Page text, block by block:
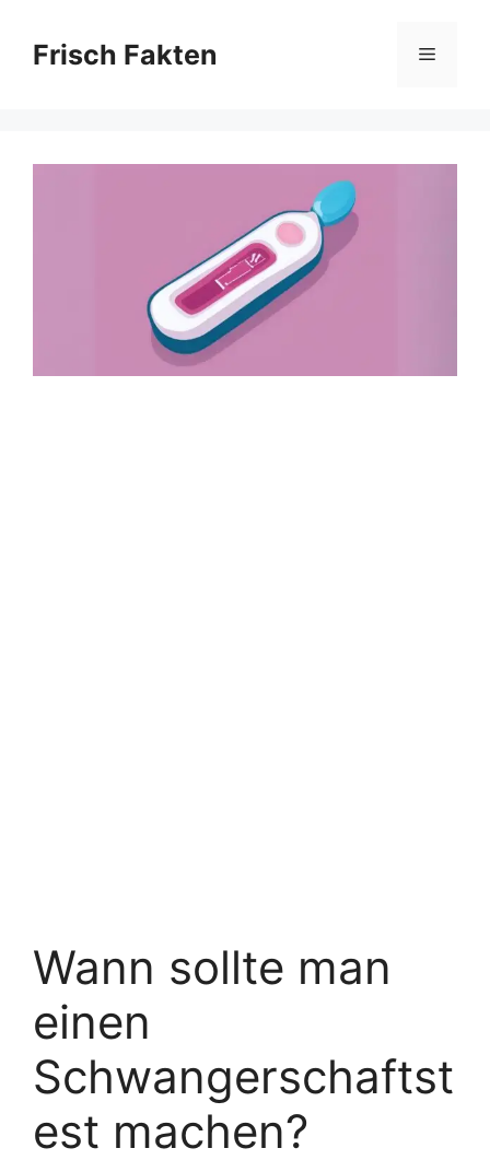
contentFrisch Fakten Menu
Wann sollte man
einen
Schwangerschaftst
est machen?